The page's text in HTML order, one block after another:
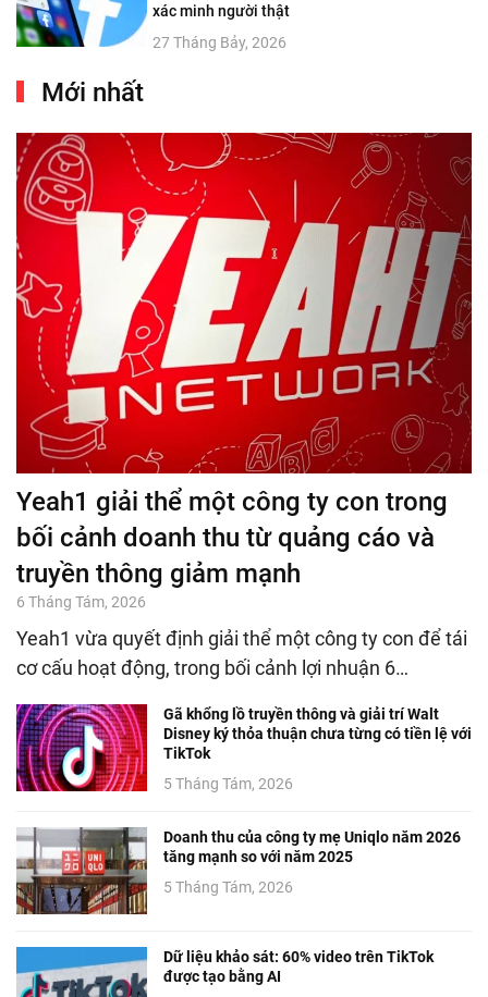
xác minh người thật
27 Tháng Bảy, 2026
Mới nhất
Yeah1 giải thể một công ty con trong
bối cảnh doanh thu từ quảng cáo và
truyền thông giảm mạnh
6 Tháng Tám, 2026
Yeah1 vừa quyết định giải thể một công ty con để tái
cơ cấu hoạt động, trong bối cảnh lợi nhuận 6…
Gã khổng lồ truyền thông và giải trí Walt
Disney ký thỏa thuận chưa từng có tiền lệ với
TikTok
5 Tháng Tám, 2026
Doanh thu của công ty mẹ Uniqlo năm 2026
tăng mạnh so với năm 2025
5 Tháng Tám, 2026
Dữ liệu khảo sát: 60% video trên TikTok
được tạo bằng AI